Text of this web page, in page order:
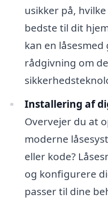
usikker på,
bedste til dit
kan en
rådgivning om
Installering af
Overvejer du at
moderne
eller kode?
og konfigurere
passer til dine